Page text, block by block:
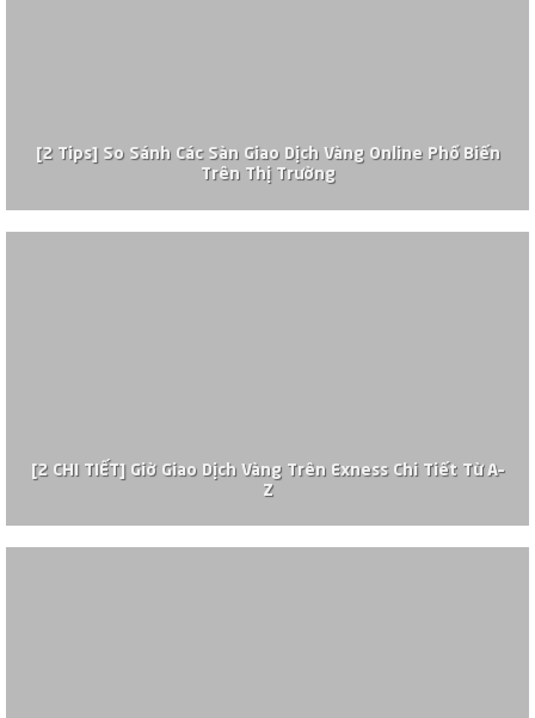
[2 Tips] So Sánh Các Sàn Giao Dịch Vàng Online Phổ Biến
Trên Thị Trường
[2 CHI TIẾT] Giờ Giao Dịch Vàng Trên Exness Chi Tiết Từ A–
Z